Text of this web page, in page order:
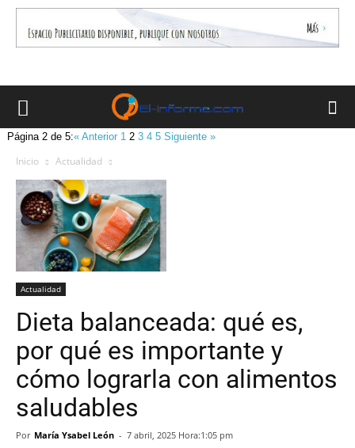
Página 2 de 5:« Anterior 1 23 4 5 Siguiente »
Inicio Actualidad
Actualidad
Dieta balanceada: qué es,
por qué es importante y
cómo lograrla con alimentos
saludables
Por María Ysabel León - 7 abril, 2025 Hora:1:05 pm